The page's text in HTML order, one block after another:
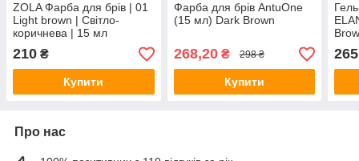
ZOLA Фарба для брів | 01
Light brown | Світло-
коричнева | 15 мл
210 ₴
Купити
Фарба для брів AntuOne
(15 мл) Dark Brown
268,20₴ 298 ₴
Купити
265
Про нас